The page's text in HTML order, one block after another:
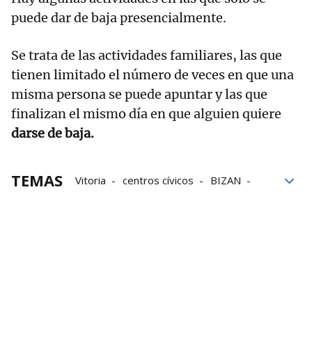
puede dar de baja presencialmente.
Se trata de las actividades familiares, las que
tienen limitado el número de veces en que una
misma persona se puede apuntar y las que
finalizan el mismo día en que alguien quiere
darse de baja.
TEMAS Vitoria centros cívicos
BIZAN